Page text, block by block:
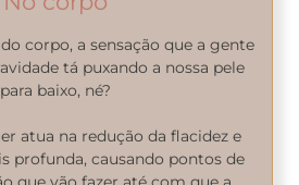
corpo, a sensação que a gente
tá puxando a nossa pele
para baixo, né?
atua na redução da flacidez e
profunda, causando pontos de